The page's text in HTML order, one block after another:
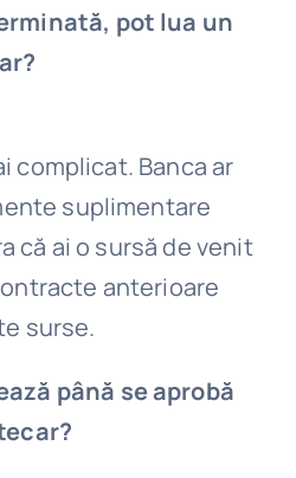
pot lua un
complicat. Banca ar
suplimentare
că ai o sursă de venit
anterioare
surse.
până se aprobă
ipotecar?